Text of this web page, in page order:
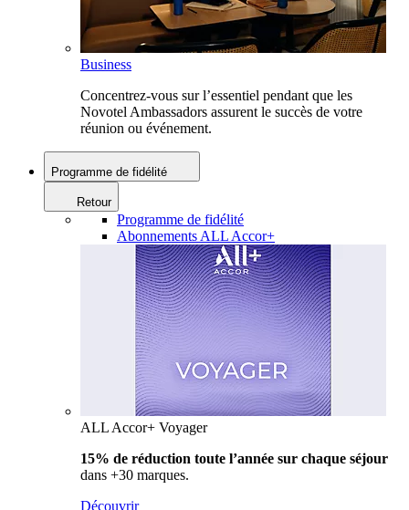
Business
Concentrez-vous sur l’essentiel pendant que les
Novotel Ambassadors assurent le succès de votre
réunion ou événement.
Programme de fidélité
Retour
Programme de fidélité
Abonnements ALL Accor+
ALL Accor+ Voyager
15% de réduction toute l’année sur chaque séjour
dans +30 marques.
Découvrir